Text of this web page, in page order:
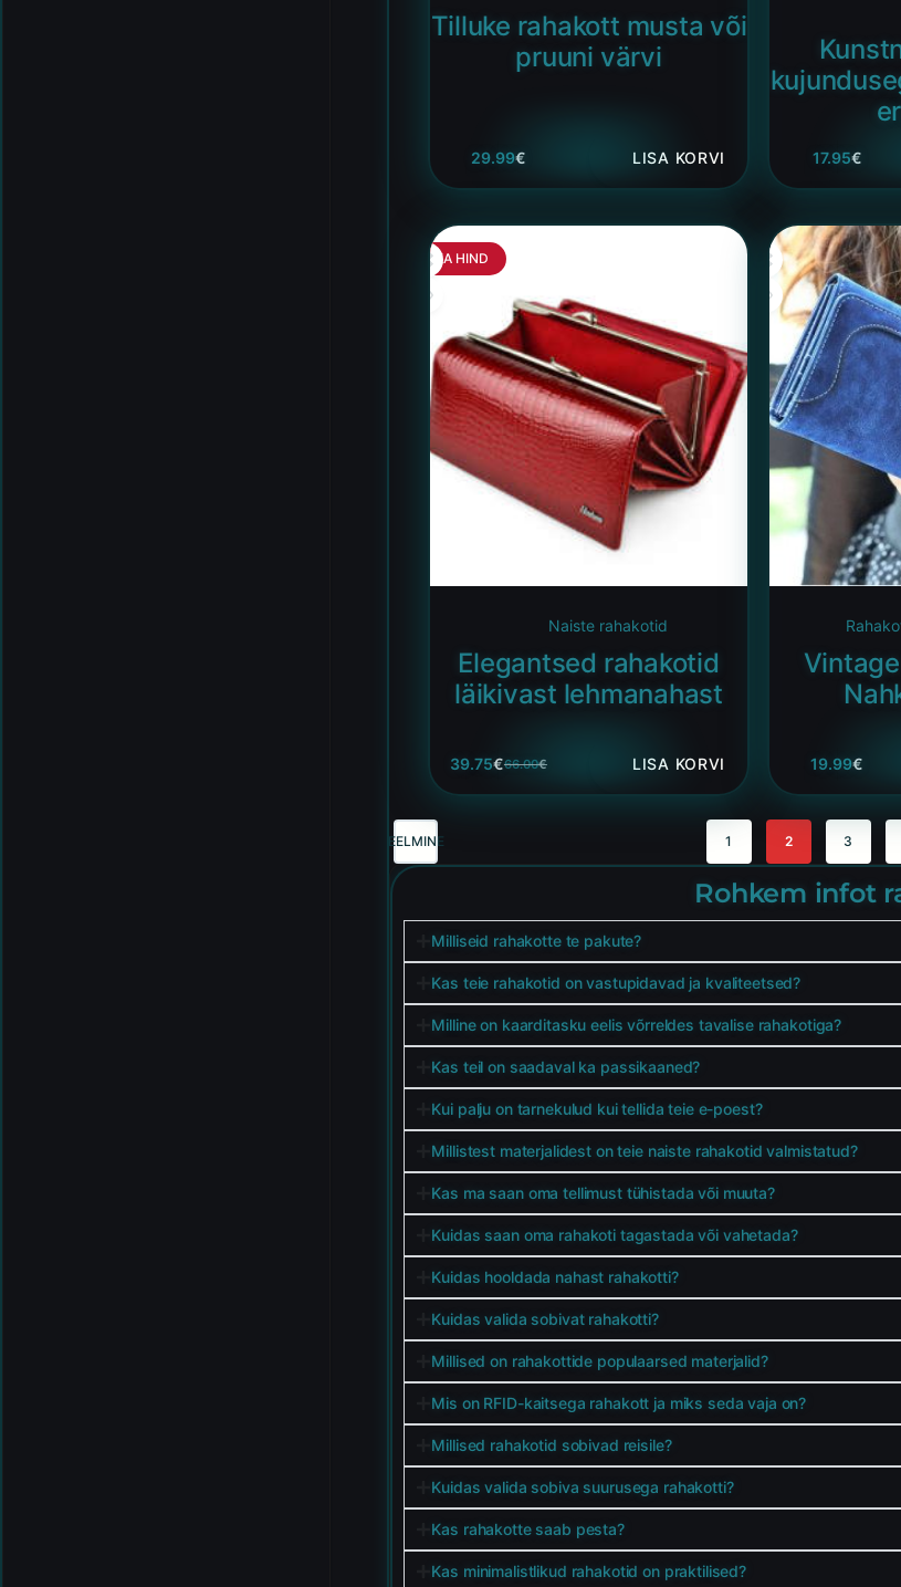
Tilluke rahakott musta või
pruuni värvi
29.99€ LISA KORVI 17.95€
HEA HIND
Naiste rahakotid
Elegantsed rahakotid
läikivast lehmanahast
66.00€
39.75€ LISA KORVI 19.99€
EELMINE 1 2 3
Rohkem infot
Milliseid rahakotte te pakute?
Kas teie rahakotid on vastupidavad ja kvaliteetsed?
Milline on kaarditasku eelis võrreldes tavalise rahakotiga?
Kas teil on saadaval ka passikaaned?
Kui palju on tarnekulud kui tellida teie e-poest?
Millistest materjalidest on teie naiste rahakotid valmistatud?
Kas ma saan oma tellimust tühistada või muuta?
Kuidas saan oma rahakoti tagastada või vahetada?
Kuidas hooldada nahast rahakotti?
Kuidas valida sobivat rahakotti?
Millised on rahakottide populaarsed materjalid?
Mis on RFID-kaitsega rahakott ja miks seda vaja on?
Millised rahakotid sobivad reisile?
Kuidas valida sobiva suurusega rahakotti?
Kas rahakotte saab pesta?
Kas minimalistlikud rahakotid on praktilised?